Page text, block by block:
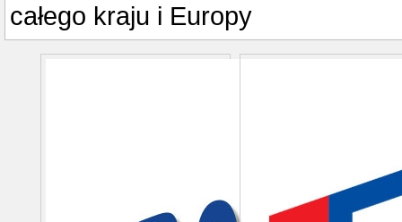
całego kraju i Europy